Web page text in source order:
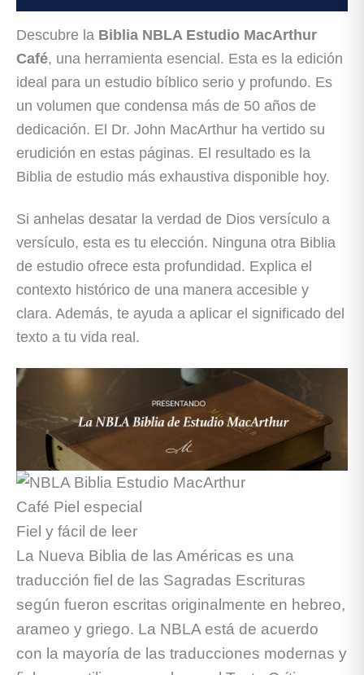
Descubre la Biblia NBLA Estudio MacArthur
Café, una herramienta esencial. Esta es la edición
ideal para un estudio bíblico serio y profundo. Es
un volumen que condensa más de 50 años de
dedicación. El Dr. John MacArthur ha vertido su
erudición en estas páginas. El resultado es la
Biblia de estudio más exhaustiva disponible hoy.
Si anhelas desatar la verdad de Dios versículo a
versículo, esta es tu elección. Ninguna otra Biblia
de estudio ofrece esta profundidad. Explica el
contexto histórico de una manera accesible y
clara. Además, te ayuda a aplicar el significado del
texto a tu vida real.
Fiel y fácil de leer
La Nueva Biblia de las Américas es una
traducción fiel de las Sagradas Escrituras
según fueron escritas originalmente en hebreo,
arameo y griego. La NBLA está de acuerdo
con la mayoría de las traducciones modernas y